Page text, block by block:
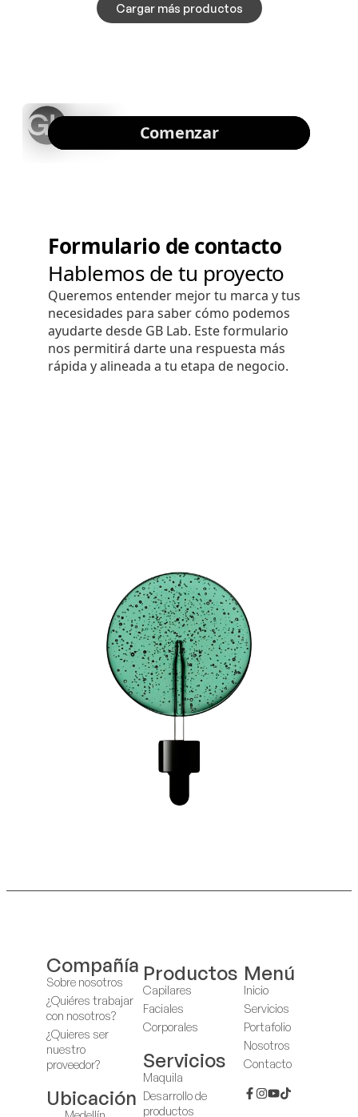
Cargar más productos
Compañía
Sobre nosotros
¿Quiéres trabajar
con nosotros?
¿Quieres ser
nuestro
proveedor?
Ubicación
Productos
Capilares
Faciales
Corporales
Servicios
Maquila
Desarrollo de
productos
Menú
Inicio
Servicios
Portafolio
Nosotros
Contacto